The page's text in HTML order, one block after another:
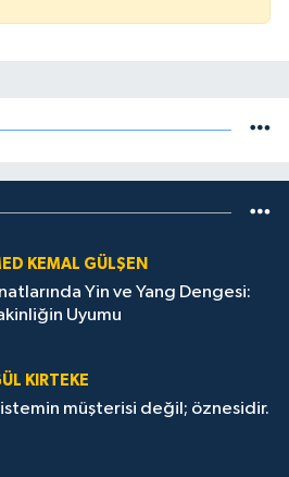
KEMAL GÜLŞEN
Yin ve Yang Dengesi:
Uyumu
KIRTEKE
müşterisi değil; öznesidir.